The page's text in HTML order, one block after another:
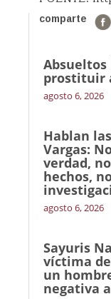
comparte
Absueltos
prostituir
agosto 6, 2026
Hablan
Vargas:
verdad,
hechos,
agosto 6, 2026
Sayuris
víctima
un
negativa